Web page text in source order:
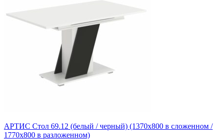
АРТИС Стол 69.12 (белый / черный) (1370х800 в сложенном /
1770х800 в разложенном)